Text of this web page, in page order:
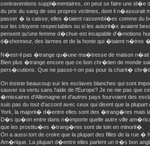
contraventions suppl�mentaires, on peut se faire une id�e
du prix du sang de ses propres victimes, dont il
passer � la caisse; elles �taient rassembl�es comme du
sur les citoyens respectables ou si les autorit�s avaient
pensent qu'une femme d�chue est incapable d'�motions
d�shonneur, des larmes et de la honte qui �taient n�tres
N�est-il pas �trange qu�une ma�tresse de maison
Bien plus �trange encore que ce bon chr�tien de monde
pers�cutions. Que ne passe-t-on pas pour la charit�
On insiste beaucoup sur les esclaves blanches qui sont
sauver sa vertu sans l'aide de l'Europe? Je ne nie pas que
�missaires d'Allemagne et d'autres pays fourvoient des
suis pas du tout d'accord avec ceux qui disent que la
York, la majorit� d�entre elles sont des �trang�res mais
D�s qu�on entre dans n�importe quelle autre ville
que les prostitu�es �trang�res sont de loin en minorit�.
On a aussi tort de croire que la plupart des filles de la rue
Am�rique. La plupart d�entre elles parlent un tr�s bon